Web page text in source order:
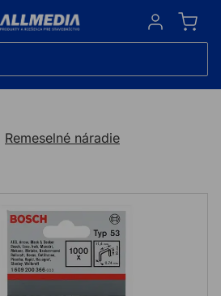
Sign in
Remeselné náradie